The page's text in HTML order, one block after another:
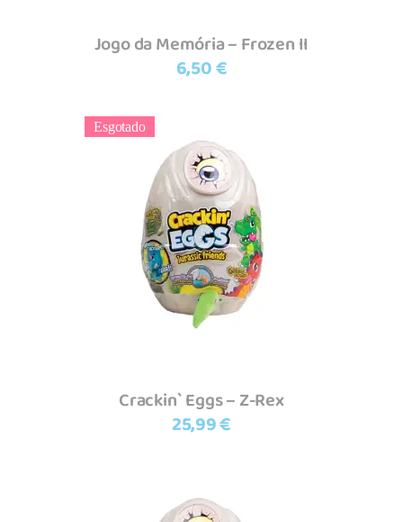
Jogo da Memória – Frozen II
6,50€
Esgotado
Ler mais
Crackin` Eggs – Z-Rex
25,99€